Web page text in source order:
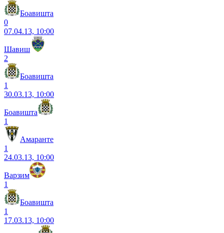
Боавишта
0
07.04.13, 10:00
Шавиш
2
Боавишта
1
30.03.13, 10:00
Боавишта
1
Амаранте
1
24.03.13, 10:00
Варзим
1
Боавишта
1
17.03.13, 10:00